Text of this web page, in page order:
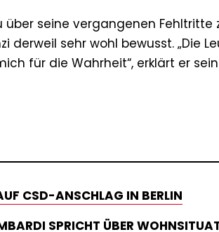
über seine vergangenen Fehltritte
derweil sehr wohl bewusst. „Die
für die Wahrheit“, erklärt er
CSD-ANSCHLAG IN BERLIN
SPRICHT ÜBER